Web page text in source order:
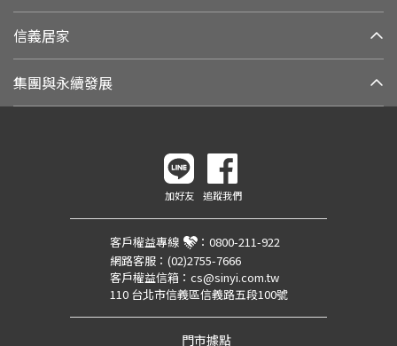
信義居家
集團與永續發展
加好友 追蹤我們
客戶權益專線 ： 0800-211-922
網路客服： (02)2755-7666
客戶權益信箱： cs@sinyi.com.tw
110 台北市信義區信義路五段100號
門市據點